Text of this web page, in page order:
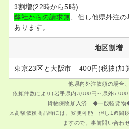
3割増(22時から5時)
弊社からの請求無 、但し他県外注
あります。
地区割増
東京23区と大阪市 400円(税抜)加
他県内外注依頼の場合
依頼件数により(岩手県内3,000円～県外5,000
貨物保険加入済 ◆一般軽貨物
又高額依頼商品時には、変更可能 但し1週間
ますので、事前問い合わ